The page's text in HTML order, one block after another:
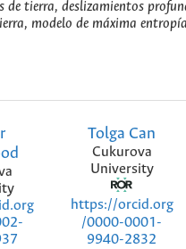
de tierra, deslizamientos
modelo de máxima
Tolga Can
Cukurova
University
https://orcid.org
/0000-0001-
9940-2832